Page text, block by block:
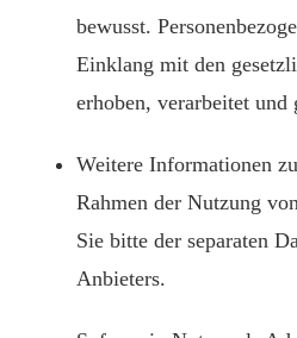
bewusst.
Einklang mit den
erhoben, verarbeitet und
Weitere Informationen
Rahmen der Nutzung
Sie bitte der separaten
Anbieters.